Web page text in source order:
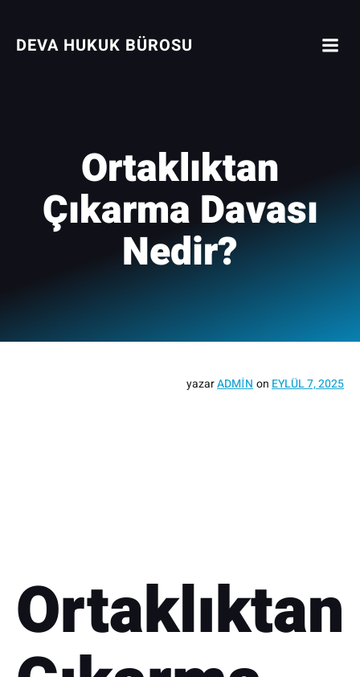
DEVA HUKUK BÜROSU
Ortaklıktan
Çıkarma Davası
Nedir?
yazarADMIN on EYLÜL 7, 2025
Ortaklıktan